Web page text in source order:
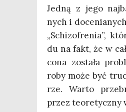
Jed­ną z jego
nych i
„Schi­zo­fre­nia”,
du na fakt, że w
co­na zosta­ła
ro­by może być
rze. War­to
przez